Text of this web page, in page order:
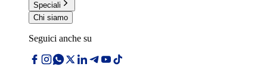
Speciali
Chi siamo
Seguici anche su